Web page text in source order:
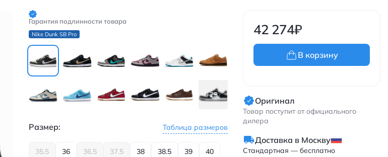
Гарантия подлинности товара
Nike Dunk SB Pro
+23
Размер: Таблица размеров
35.5 36 36.5 37.5 38 38.5 39 40
42 274₽
В корзину
Оригинал
Товар поступит от официального
дилера
Доставка в Москву
Стандартная — бесплатно